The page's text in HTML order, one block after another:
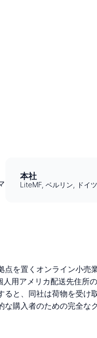
本社
LiteMF, ベルリン, ドイツ
を置くオンライン小売
用アメリカ配送先住所
と、同社は荷物を受け
購入者のための完全な